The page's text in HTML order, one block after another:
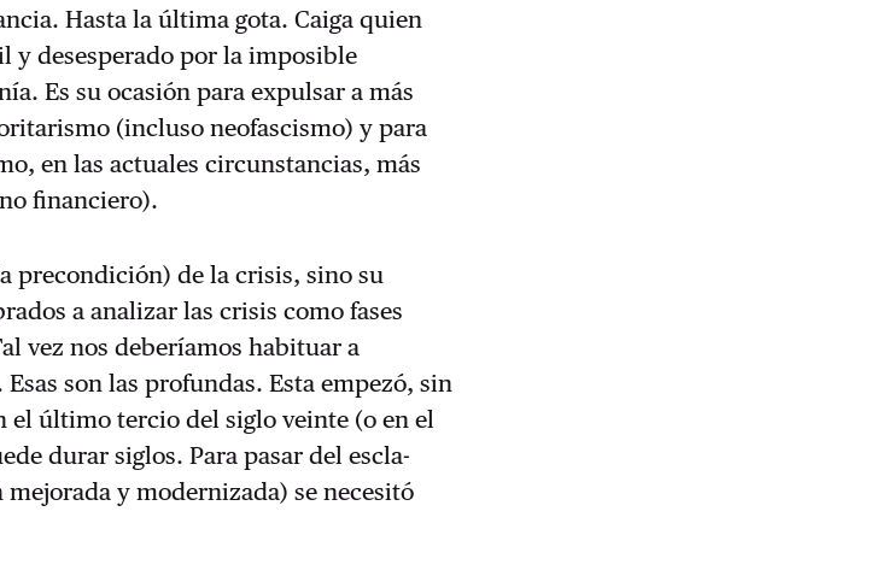
Hasta la última gota. Caiga quien
y desesperado por la imposible
Es su ocasión para expulsar a más
(incluso neofascismo) y para
en las actuales circunstancias, más
financiero).
precondición) de la crisis, sino su
a analizar las crisis como fases
vez nos deberíamos habituar a
son las pro­fundas. Esta empezó, sin
el último tercio del siglo veinte (o en el
durar siglos. Para pasar del escla­
y modernizada) se necesitó